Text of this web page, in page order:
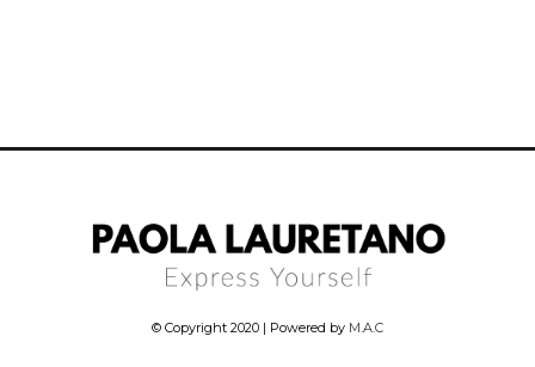
© Copyright 2020 | Powered by M.A.C